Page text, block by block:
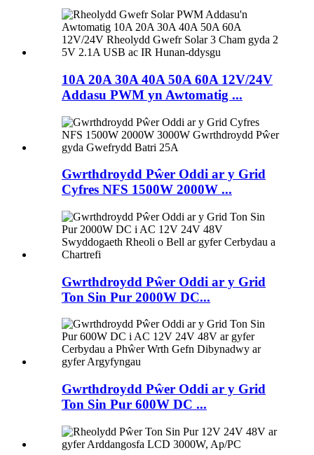
10A 20A 30A 40A 50A 60A 12V/24V
Addasu PWM yn Awtomatig ...
Gwrthdroydd Pŵer Oddi ar y Grid
Cyfres NFS 1500W 2000W ...
Gwrthdroydd Pŵer Oddi ar y Grid
Ton Sin Pur 2000W DC...
Gwrthdroydd Pŵer Oddi ar y Grid
Ton Sin Pur 600W DC ...